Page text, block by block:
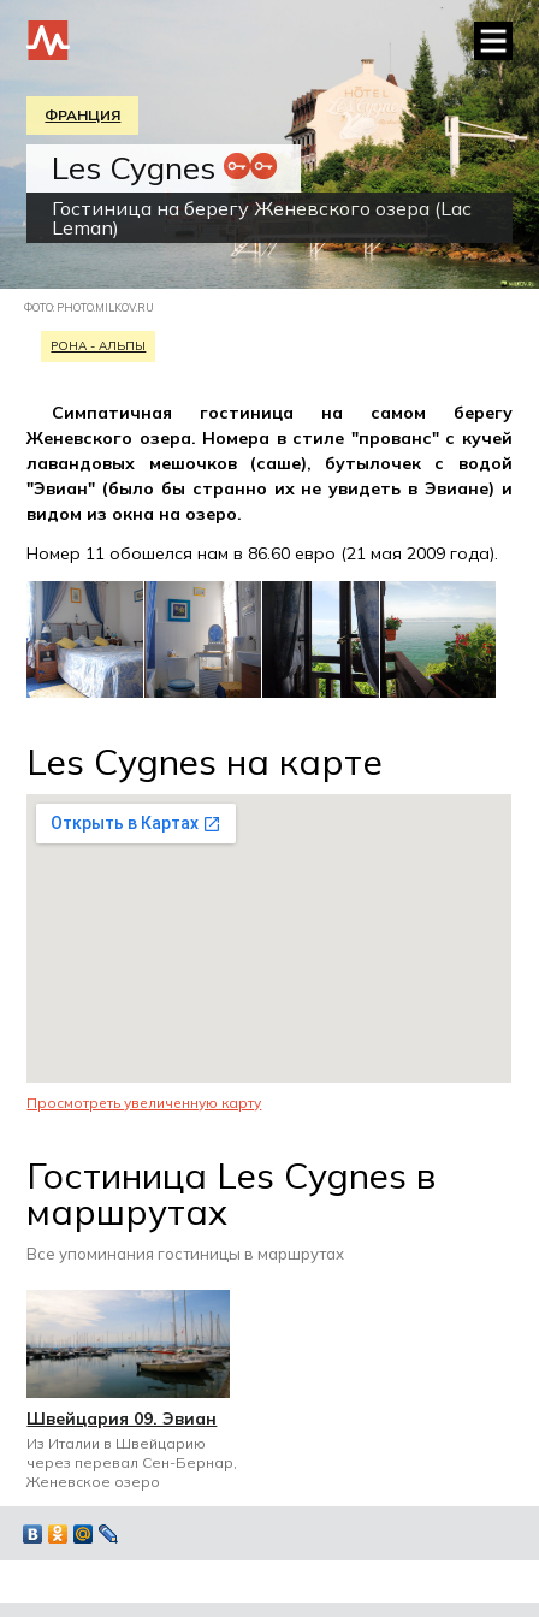
ФРАНЦИЯ
Les Cygnes
Гостиница на берегу Женевского озера (Lac
Leman)
ФОТО: PHOTO.MILKOV.RU
РОНА - АЛЬПЫ
Симпатичная гостиница на самом берегу
Женевского озера. Номера в стиле "прованс" с кучей
лавандовых мешочков (саше), бутылочек с водой
"Эвиан" (было бы странно их не увидеть в Эвиане) и
видом из окна на озеро.
Номер 11 обошелся нам в 86.60 евро (21 мая 2009 года).
Les Cygnes на карте
Просмотреть увеличенную карту
Гостиница Les Cygnes в
маршрутах
Все упоминания гостиницы в маршрутах
Швейцария 09. Эвиан
Из Италии в Швейцарию
через перевал Сен-Бернар,
Женевское озеро